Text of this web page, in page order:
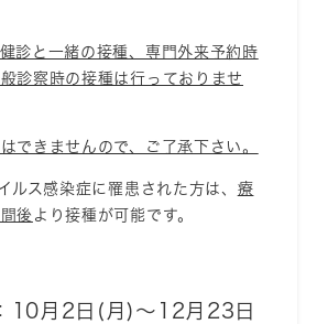
診と一緒の接種、専門外来予約時
診察時の接種は行っておりませ
できませんので、ご了承下さい。
ルス感染症に罹患された方は、 療
後 より接種が可能です。
10月2日(月)～12月23日